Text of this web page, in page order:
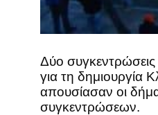
Δύο
για τη δημιουργία
απουσίασαν οι
συγκεντρώσεων.